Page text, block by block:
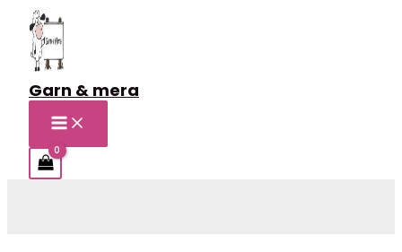
Hoppa
innehåll
Garn & mera
MAIN
MENU